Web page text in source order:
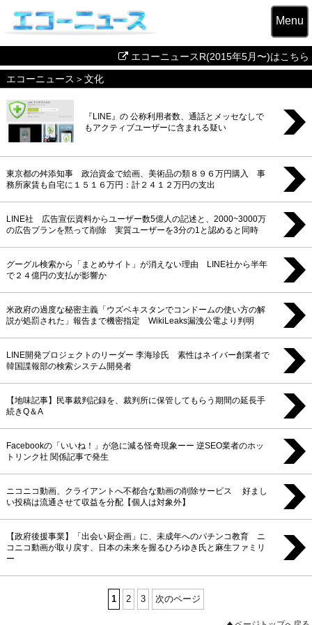
Menu
エコーニュースR(2015年5月〜)はこちら
エコーニュース ＞文化
『LINE』の 公称利用者数、通話とメッセなしで
もアクティブユーザーに含まれる疑い
東京都の舛添知事 政治資金で絵画、美術品の類８９６万円購入 事
務所家賃も自宅に１５１６万円：計２４１２万円の支出
LINE社 広告宣伝資料からユーザー数5億人の記述と、2000~3000万
の広告プランを黙って削除 実質ユーザーを3分の1と認めると同時
グーグル検索から「まとめサイト」が消えない理由 LINE社から半年
で２４億円の支払が影響か
米政府の過度な秘密主義「ウズベキスタンでコンドームの使い方の解
説が処罰された」報告まで機密指定 WikiLeaks漏洩公電より判明
LINE開発プロジェクトのリーダー 李海珍氏 素性はネイバー創業者で
韓国諜報部の検索システム開発者
【地味記事】民事裁判記録を、裁判所に保管してもらう期間の延長手
続きQ＆A
Facebookの「いいね！」が急に減る怪奇現象ーー 逆SEO業者のホッ
トリンク社 関係記事で発生
ニコニコ動画、クライアントへ不都合な動画の削除サービス 好まし
い投稿は流通させて収益を分配【個人は対象外】
【政府後援事業】「出会い厨企画」に、未成年へのパチンコ教育 ニ
コニコ動画が取り戻す、日本の未来を握るひろゆき氏と麻生ファミリ
ー
1 2 3 次のページ